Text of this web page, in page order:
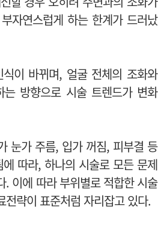
자연스럽게 하는 한계가 드러났
이 바뀌며, 얼굴 전체의 조화와
는 방향으로 시술 트렌드가 변화
눈가 주름, 입가 꺼짐, 피부결 등
따라, 하나의 시술로 모든 문제
. 이에 따라 부위별로 적합한 시술
전략이 표준처럼 자리잡고 있다.